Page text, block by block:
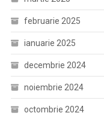
februarie 2025
ianuarie 2025
decembrie 2024
noiembrie 2024
octombrie 2024